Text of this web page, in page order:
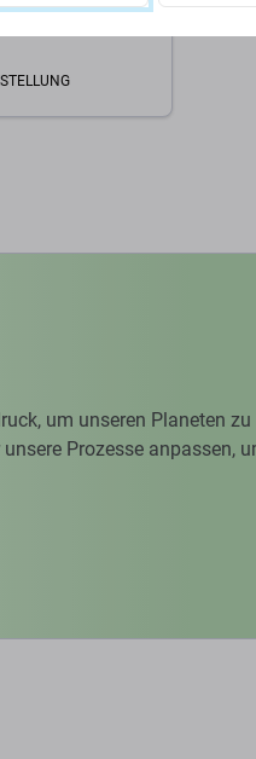
Flex Cable
um unseren Planeten zu
Prozesse anpassen,